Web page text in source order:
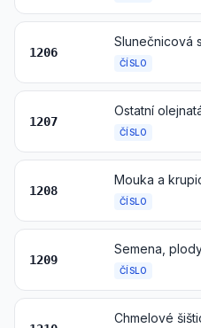
1206
Slunečnicová
ČÍSLO
1207
ČÍSLO
1208
ČÍSLO
1209
Semena,
ČÍSLO